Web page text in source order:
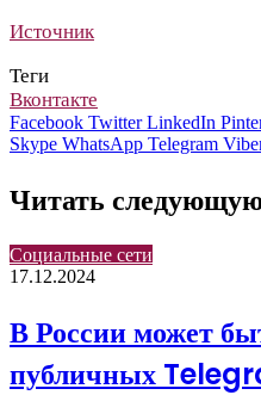
Источник
Теги
Вконтакте
Facebook Twitter LinkedIn
Skype WhatsApp Telegram
Читать
Социальные сети
17.12.2024
В России может
публичных